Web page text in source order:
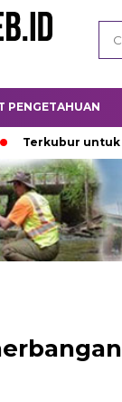
PENGETAHUAN
untuk Hidup